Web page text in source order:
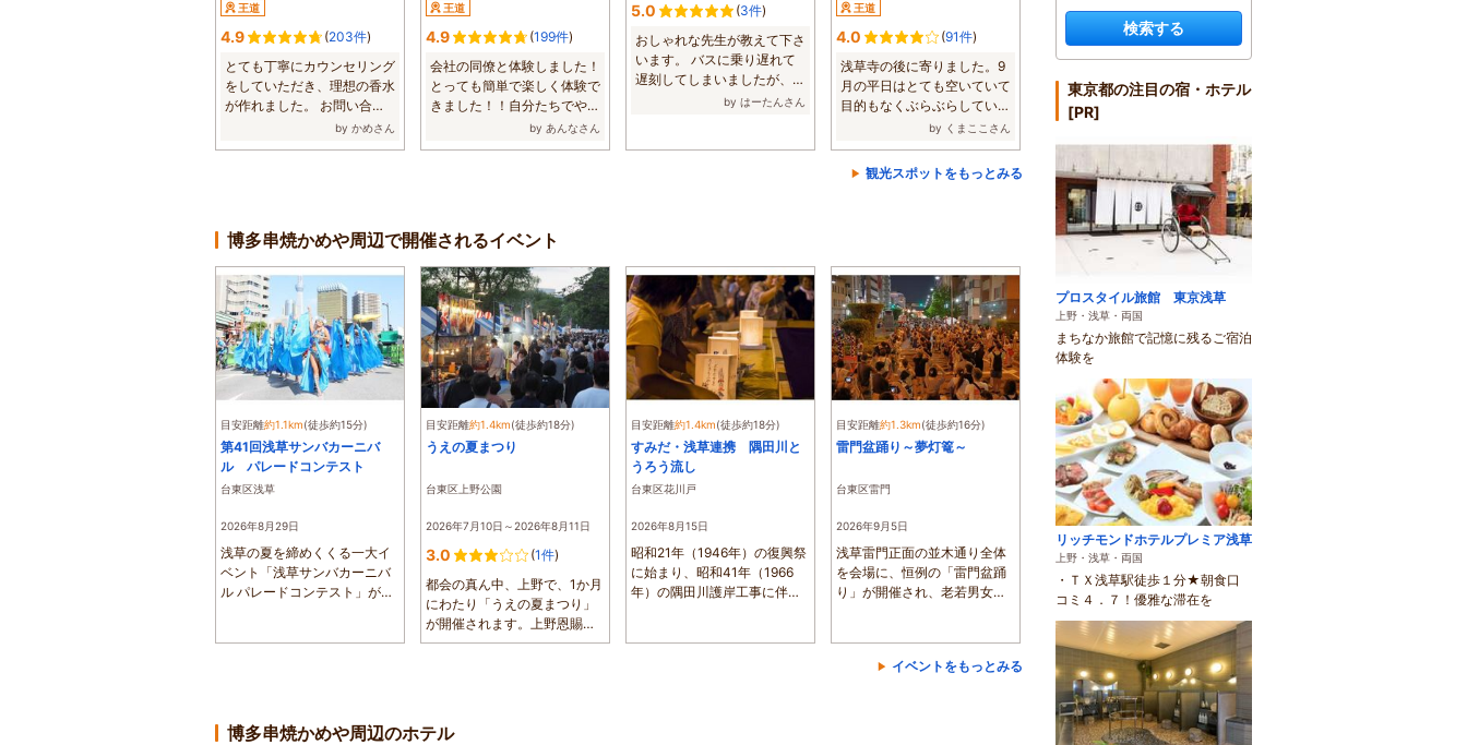
王道
4.9 (203件)
とても丁寧にカウンセリング
をしていただき、理想の香水
が作れました。 お問い合わ
by かめさん
王道
4.9 (199件)
会社の同僚と体験しました！
とっても簡単で楽しく体験で
きました！！自分たちでやっ
by あんなさん
5.0 (3件)
おしゃれな先生が教えて下さ
います。 バスに乗り遅れて
遅刻してしまいましたが、優
by はーたんさん
王道
4.0 (91件)
浅草寺の後に寄りました。9
月の平日はとても空いていて
目的もなくぶらぶらしている
by くまここさん
観光スポットをもっとみる
博多串焼かめや周辺で開催されるイベント
目安距離約1.1km(徒歩約15分)
第41回浅草サンバカーニバ
ル パレードコンテスト
台東区浅草
2026年8月29日
浅草の夏を締めくくる一大イ
ベント「浅草サンバカーニバ
ル パレードコンテスト」が、
目安距離約1.4km(徒歩約18分)
うえの夏まつり
台東区上野公園
2026年7月10日～2026年8月11日
3.0 (1件)
都会の真ん中、上野で、1か月
にわたり「うえの夏まつり」
が開催されます。上野恩賜公
園の野外ス...
目安距離約1.4km(徒歩約18分)
すみだ・浅草連携 隅田川と
うろう流し
台東区花川戸
2026年8月15日
昭和21年（1946年）の復興祭
に始まり、昭和41年（1966
年）の隅田川護岸工事に伴っ
目安距離約1.3km(徒歩約16分)
雷門盆踊り～夢灯篭～
台東区雷門
2026年9月5日
浅草雷門正面の並木通り全体
を会場に、恒例の「雷門盆踊
り」が開催され、老若男女が
イベントをもっとみる
博多串焼かめや周辺のホテル
検索する
東京都の注目の宿・ホテル
[PR]
プロスタイル旅館 東京浅草
上野・浅草・両国
まちなか旅館で記憶に残るご宿泊
体験を
リッチモンドホテルプレミア浅草
上野・浅草・両国
・ＴＸ浅草駅徒歩１分★朝食口
コミ４．７！優雅な滞在を